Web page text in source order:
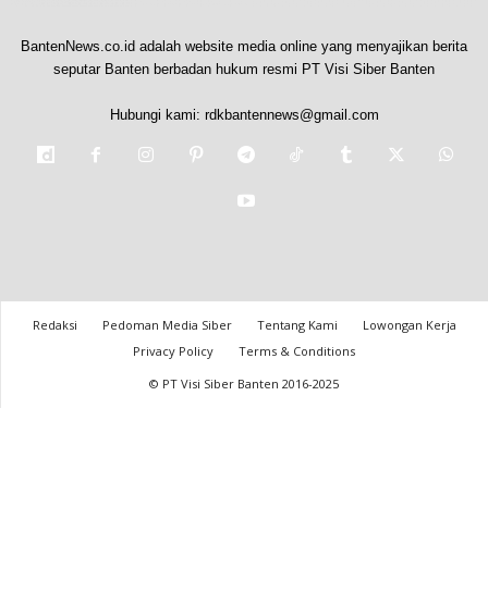
BantenNews.co.id adalah website media online yang menyajikan berita
seputar Banten berbadan hukum resmi PT Visi Siber Banten
Hubungi kami: rdkbantennews@gmail.com
Redaksi Pedoman Media Siber Tentang Kami
Lowongan Kerja
Privacy Policy
Terms & Conditions
© PT Visi Siber Banten 2016-2025